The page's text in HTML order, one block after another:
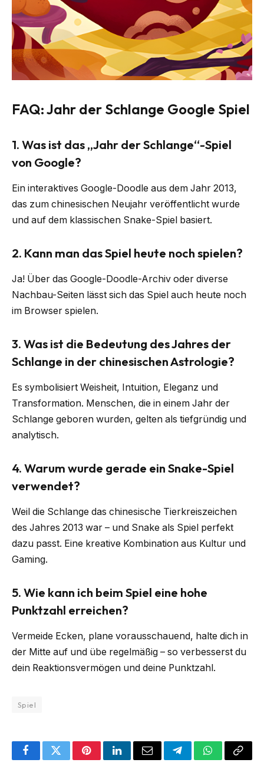
FAQ: Jahr der Schlange Google Spiel
1. Was ist das „Jahr der Schlange“-Spiel
von Google?
Ein interaktives Google-Doodle aus dem Jahr 2013,
das zum chinesischen Neujahr veröffentlicht wurde
und auf dem klassischen Snake-Spiel basiert.
2. Kann man das Spiel heute noch spielen?
Ja! Über das Google-Doodle-Archiv oder diverse
Nachbau-Seiten lässt sich das Spiel auch heute noch
im Browser spielen.
3. Was ist die Bedeutung des Jahres der
Schlange in der chinesischen Astrologie?
Es symbolisiert Weisheit, Intuition, Eleganz und
Transformation. Menschen, die in einem Jahr der
Schlange geboren wurden, gelten als tiefgründig und
analytisch.
4. Warum wurde gerade ein Snake-Spiel
verwendet?
Weil die Schlange das chinesische Tierkreiszeichen
des Jahres 2013 war – und Snake als Spiel perfekt
dazu passt. Eine kreative Kombination aus Kultur und
Gaming.
5. Wie kann ich beim Spiel eine hohe
Punktzahl erreichen?
Vermeide Ecken, plane vorausschauend, halte dich in
der Mitte auf und übe regelmäßig – so verbesserst du
dein Reaktionsvermögen und deine Punktzahl.
Spiel
FacebookTwitterPinterestLinkedInEmail TelegramWhatsApp
Copy